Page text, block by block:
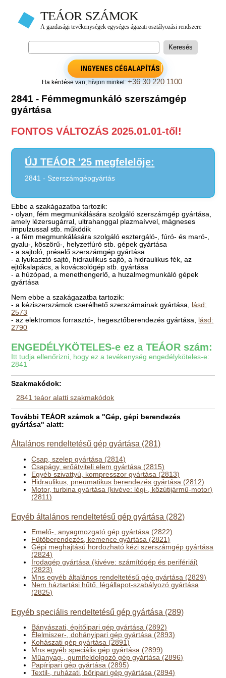
INGYENES CÉGALAPÍTÁS
Ha kérdése van, hívjon minket:+36 30 220 1100
2841 - Fémmegmunkáló szerszámgép
gyártása
FONTOS VÁLTOZÁS 2025.01.01-től!
ÚJ TEÁOR '25 megfelelője:
2841 - Szerszámgépgyártás
Ebbe a szakágazatba tartozik:
- olyan, fém megmunkálására szolgáló szerszámgép gyártása,
amely lézersugárral, ultrahanggal plazmaívvel, mágneses
impulzussal stb. működik
- a fém megmunkálására szolgáló esztergáló-, fúró- és maró-,
gyalu-, köszörű-, helyzetfúró stb. gépek gyártása
- a sajtoló, préselő szerszámgép gyártása
- a lyukasztó sajtó, hidraulikus sajtó, a hidraulikus fék, az
ejtőkalapács, a kovácsológép stb. gyártása
- a húzópad, a menethengerlő, a huzalmegmunkáló gépek
gyártása
Nem ebbe a szakágazatba tartozik:
- a kéziszerszámok cserélhető szerszámainak gyártása, lásd:
2573
- az elektromos forrasztó-, hegesztőberendezés gyártása, lásd:
2790
ENGEDÉLYKÖTELES-e ez a TEÁOR szám:
Itt tudja ellenőrizni, hogy ez a tevékenység engedélyköteles-e:
2841
Szakmakódok:
2841 teáor alatti szakmakódok
További TEÁOR számok a "Gép, gépi berendezés
gyártása" alatt:
Általános rendeltetésű gép gyártása (281)
Csap, szelep gyártása (2814)
Csapágy, erőátviteli elem gyártása (2815)
Egyéb szivattyú, kompresszor gyártása (2813)
Hidraulikus, pneumatikus berendezés gyártása (2812)
Motor, turbina gyártása (kivéve: légi-, közútijármű-motor)
(2811)
Egyéb általános rendeltetésű gép gyártása (282)
Emelő-, anyagmozgató gép gyártása (2822)
Fűtőberendezés, kemence gyártása (2821)
Gépi meghajtású hordozható kézi szerszámgép gyártása
(2824)
Irodagép gyártása (kivéve: számítógép és perifériái)
(2823)
Mns egyéb általános rendeltetésű gép gyártása (2829)
Nem háztartási hűtő, légállapot-szabályozó gyártása
(2825)
Egyéb speciális rendeltetésű gép gyártása (289)
Bányászati, építőipari gép gyártása (2892)
Élelmiszer-, dohányipari gép gyártása (2893)
Kohászati gép gyártása (2891)
Mns egyéb speciális gép gyártása (2899)
Műanyag-, gumifeldolgozó gép gyártása (2896)
Papíripari gép gyártása (2895)
Textil-, ruházati, bőripari gép gyártása (2894)